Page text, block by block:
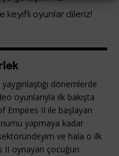
keyifli oyunlar dileriz!
dönemlerde
oyunlarıyla ilk bakışta
Empires II ile başlayan
yapmaya kadar
ve hala o ilk
II oynayan çocuğun